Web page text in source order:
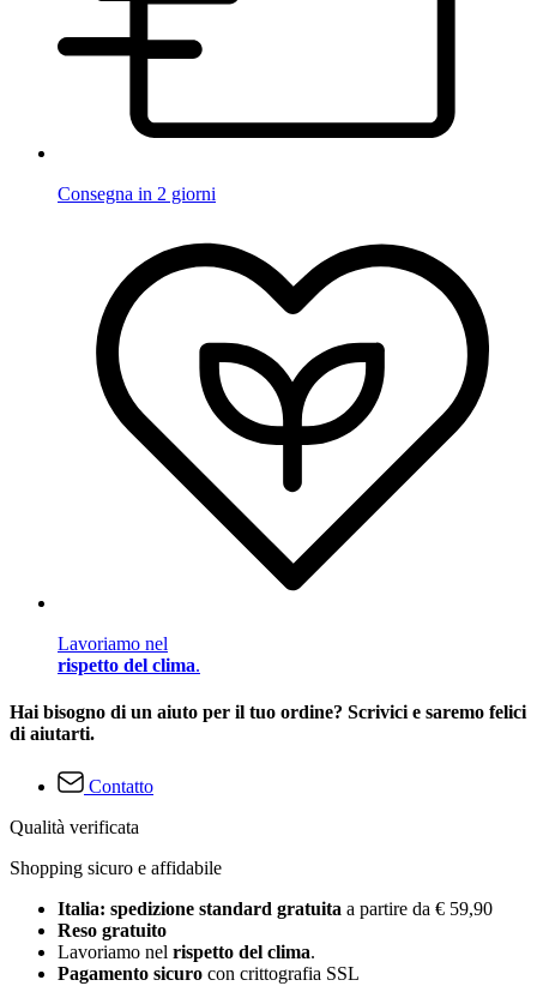
Consegna in 2 giorni
Lavoriamo nel
rispetto del clima.
Hai bisogno di un aiuto per il tuo ordine? Scrivici e saremo felici
di aiutarti.
Contatto
Qualità verificata
Shopping sicuro e affidabile
Italia: spedizione standard gratuita a partire da € 59,90
Reso gratuito
Lavoriamo nel rispetto del clima.
Pagamento sicuro con crittografia SSL